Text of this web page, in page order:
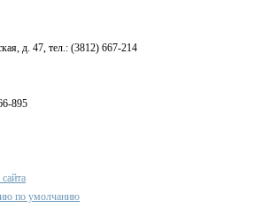
д. 47, тел.: (3812) 667-214
895
по умолчанию